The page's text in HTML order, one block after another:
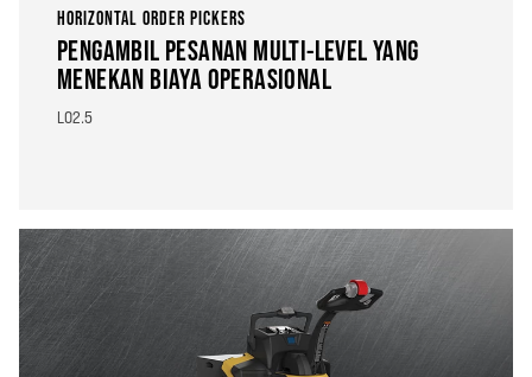
HORIZONTAL ORDER PICKERS
PENGAMBIL PESANAN MULTI-LEVEL YANG
MENEKAN BIAYA OPERASIONAL
LO2.5